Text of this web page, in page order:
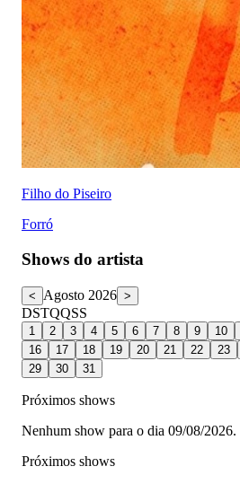
Filho do Piseiro
Forró
Shows do artista
< Agosto 2026 >
DSTQQSS
1 2 3 4 5 6 7 8 9 10
16
17 18 19 20 21 22 23
29
30 31
Próximos shows
Nenhum show para o dia 09/08/2026.
Próximos shows